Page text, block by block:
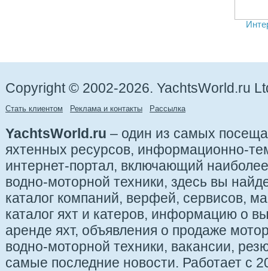
Copyright © 2002-2026. YachtsWorld.ru
Стать клиентом Реклама и контакты Рассылка
YachtsWorld.ru – один из самых
яхтенных ресурсов, информационно-
интернет-портал, включающий
водно-моторной техники, здесь вы
каталог компаний, верфей, сервисов,
каталог яхт и катеров, информацию о
аренде яхт, объявления о продаже
водно-моторной техники, вакансии,
самые последние новости. Работает с